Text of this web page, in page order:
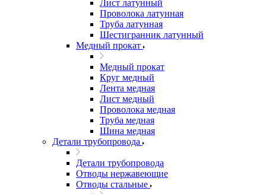
Лист латунный
Проволока латунная
Труба латунная
Шестигранник латунный
Медный прокат
Медный прокат
Круг медный
Лента медная
Лист медный
Проволока медная
Труба медная
Шина медная
Детали трубопровода
Детали трубопровода
Отводы нержавеющие
Отводы стальные